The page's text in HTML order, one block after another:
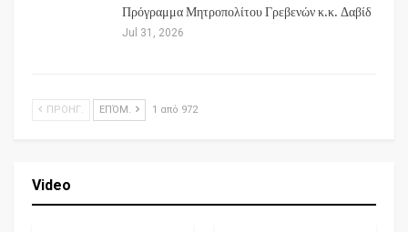
Πρόγραμμα Μητροπολίτου Γρεβενών κ.κ. Δαβίδ
Jul 31, 2026
ΠΡΟΗΓ. ΕΠΌΜ. 1 από 972
Video